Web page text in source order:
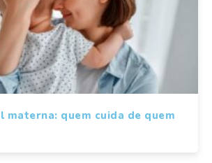
materna: quem cuida de quem